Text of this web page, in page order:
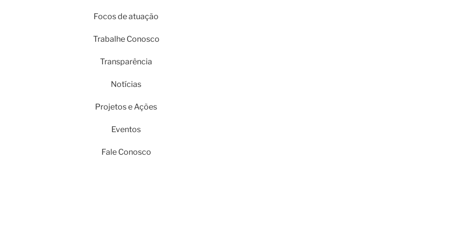
Focos de atuação
Trabalhe Conosco
Transparência
Notícias
Projetos e Ações
Eventos
Fale Conosco